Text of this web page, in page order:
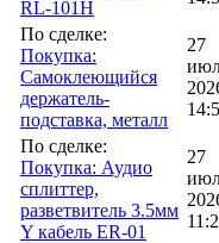
RL-101H
По сделке:
Покупка:
Самоклеющийся
держатель-
подставка, металл
27
По сделке:
Покупка: Аудио
сплиттер,
разветвитель 3.5мм
Y кабель ER-01
27